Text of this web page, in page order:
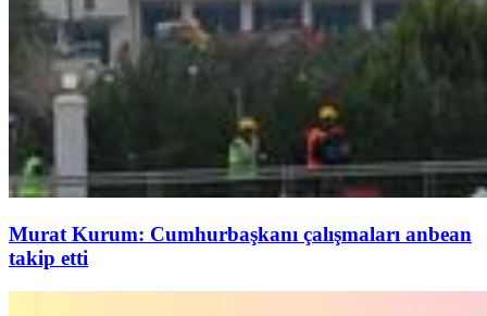
Murat Kurum: Cumhurbaşkanı çalışmaları anbean
takip etti